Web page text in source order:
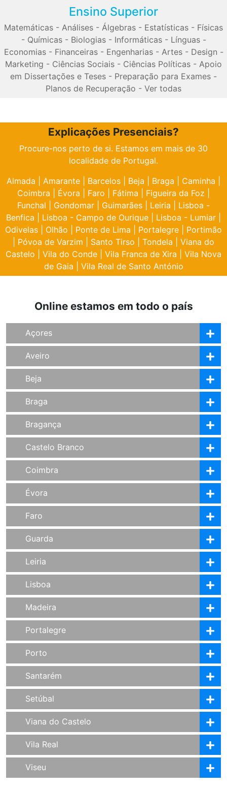
Ensino Superior
Matemáticas - Análises - Álgebras - Estatísticas - Físicas
- Químicas- Biologias- Informáticas- Línguas-
Economias- Financeiras- Engenharias- Artes- Design -
Marketing - Ciências Sociais - Ciências Políticas - Apoio
em Dissertações e Teses - Preparação para Exames -
Planos de Recuperação - Ver todas
Explicações Presenciais?
Procure-nos perto de si. Estamos em mais de 30
localidade de Portugal.
Almada
Amarante Barcelos Beja Braga Caminha
Coimbra
Évora Faro Fátima Figueira da Foz
Funchal
Gondomar Guimarães Leiria
Lisboa -
Benfica
Lisboa - Campo de Ourique Lisboa - Lumiar
Odivelas
Olhão Ponte de Lima Portalegre
Portimão
Póvoa de Varzim Santo Tirso Tondela
Viana do
Castelo
Vila do Conde Vila Franca de Xira
Vila Nova
de Gaia
Vila Real de Santo António
Online estamos em todo o país
Açores
Aveiro
Beja
Braga
Bragança
Castelo Branco
Coimbra
Évora
Faro
Guarda
Leiria
Lisboa
Madeira
Portalegre
Porto
Santarém
Setúbal
Viana do Castelo
Vila Real
Viseu